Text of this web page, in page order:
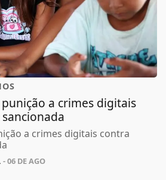
a crimes digitais
a crimes digitais contra
- 06 DE AGO